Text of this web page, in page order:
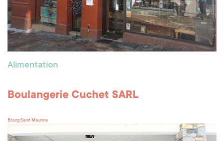
Alimentation
Boulangerie Cuchet SARL
Bourg Saint Maurice